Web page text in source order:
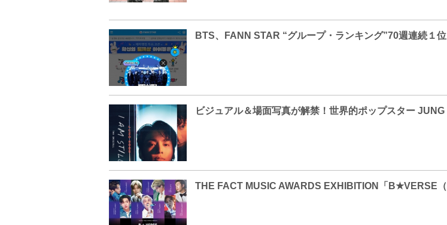
BTS、FANN STAR “グループ・ランキング”70週連続１位